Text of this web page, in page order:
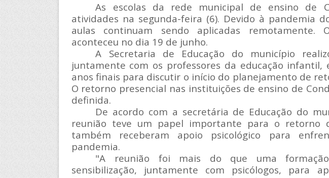
As escolas da rede municipal de ensino de
atividades na segunda-feira (6). Devido à pandemia
aulas continuam sendo aplicadas remotamente.
aconteceu no dia 19 de junho.
A Secretaria de Educação do município
juntamente com os professores da educação infantil,
anos finais para discutir o início do planejamento de
O retorno presencial nas instituições de ensino de
definida.
De acordo com a secretária de Educação do
reunião teve um papel importante para o retorno
também receberam apoio psicológico para
pandemia.
"A reunião foi mais do que uma
sensibilização, juntamente com psicólogos, para